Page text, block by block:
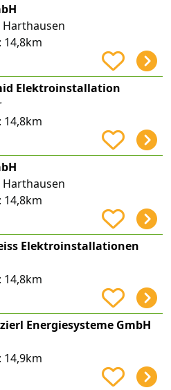
Harthausen
14,8km
Elektroinstallation
14,8km
Harthausen
14,8km
Elektroinstallationen
14,8km
Energiesysteme GmbH
14,9km